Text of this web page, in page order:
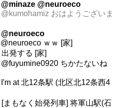
@minaze @neuroeco
@kumohamiz おはようございま
@neuroeco
@neuroeco ｗｗ [家]
出発する [家]
@fuyumine0920 ちかたないね
I'm at 北12条駅 (北区北12条西4
[まもなく始発列車] 将軍山駅(石